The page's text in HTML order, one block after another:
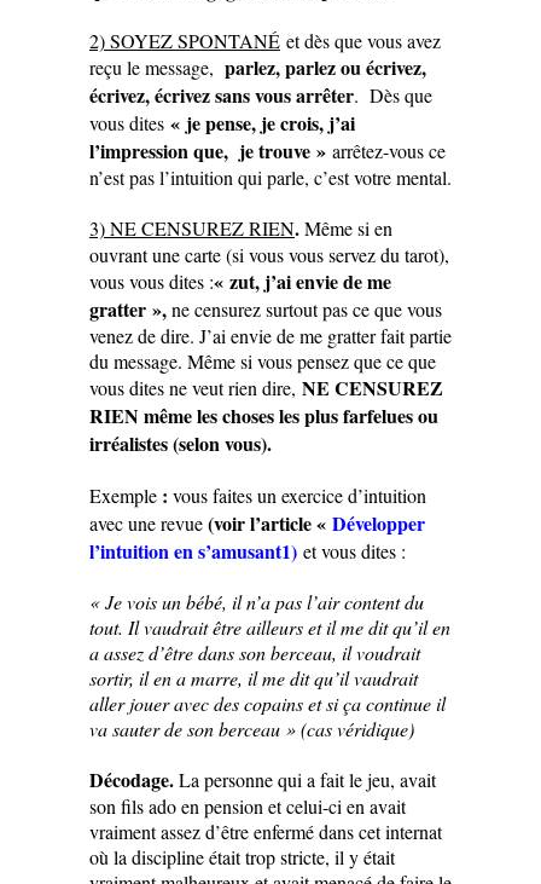
2) SOYEZ SPONTANÉ et dès que vous avez
reçu le message, parlez, parlez ou écrivez,
écrivez, écrivez sans vous arrêter. Dès que
vous dites « je pense, je crois, j’ai
l’impression que, je trouve » arrêtez-vous ce
n’est pas l’intuition qui parle, c’est votre mental.
3) NE CENSUREZ RIEN.Même si en
ouvrant une carte (si vous vous servez du tarot),
vous vous dites :« zut, j’ai envie de me
gratter »,ne censurez surtout pas ce que vous
venez de dire. J’ai envie de me gratter fait partie
du message. Même si vous pensez que ce que
vous dites ne veut rien dire, NE CENSUREZ
RIEN même les choses les plus farfelues ou
irréalistes (selon vous).
Exemple : vous faites un exercice d’intuition
avec une revue(voir l’article« Développer
l’intuition en s’amusant1) et vous dites :
« Je vois un bébé, il n’a pas l’air content du
tout. Il vaudrait être ailleurs et il me dit qu’il en
a assez d’être dans son berceau, il voudrait
sortir, il en a marre, il me dit qu’il vaudrait
aller jouer avec des copains et si ça continue il
va sauter de son berceau » (cas véridique)
Décodage.La personne qui a fait le jeu, avait
son fils ado en pension et celui-ci en avait
vraiment assez d’être enfermé dans cet internat
où la discipline était trop stricte, il y était